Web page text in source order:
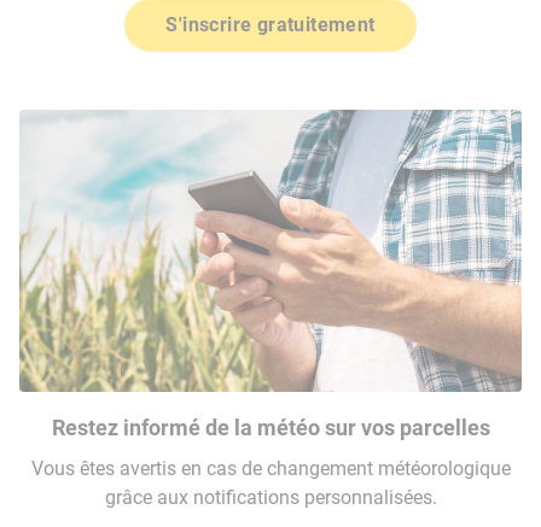
S'inscrire gratuitement
Restez informé de la météo sur vos parcelles
Vous êtes avertis en cas de changement météorologique
grâce aux notifications personnalisées.